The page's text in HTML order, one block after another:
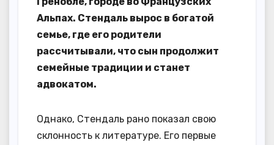
Альпах. Стендаль вырос в богатой
семье, где его родители
рассчитывали, что сын продолжит
семейные традиции и станет
адвокатом.
Однако, Стендаль рано показал свою
склонность к литературе. Его первые